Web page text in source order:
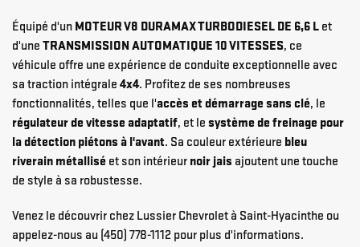
Équipé d'un MOTEUR V8 DURAMAX TURBODIESEL DE 6,6 L et
d'une TRANSMISSION AUTOMATIQUE 10 VITESSES, ce
véhicule offre une expérience de conduite exceptionnelle avec
sa traction intégrale 4x4. Profitez de ses nombreuses
fonctionnalités, telles que l'accès et démarrage sans clé, le
régulateur de vitesse adaptatif, et le système de freinage pour
la détection piétons à l'avant. Sa couleur extérieure bleu
riverain métallisé et son intérieur noir jais ajoutent une touche
de style à sa robustesse.
Venez le découvrir chez Lussier Chevrolet à Saint-Hyacinthe ou
appelez-nous au (450) 778-1112 pour plus d'informations.